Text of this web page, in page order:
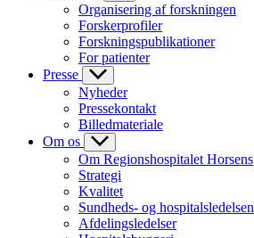
Organisering af forskningen
Forskerprofiler
Forskningspublikationer
For patienter
Presse
Nyheder
Pressekontakt
Billedmateriale
Om os
Om Regionshospitalet Horsens
Strategi
Kvalitet
Sundheds- og hospitalsledelsen
Afdelingsledelser